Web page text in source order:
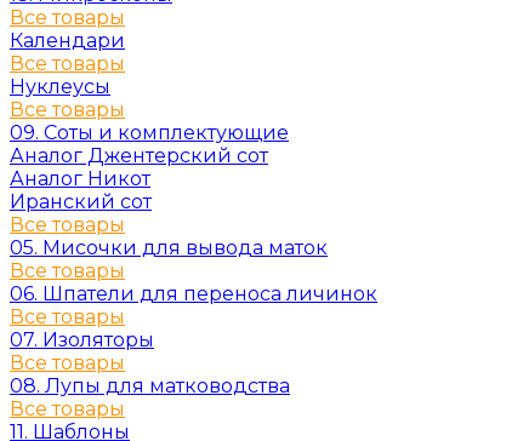
Все товары
Календари
Все товары
Нуклеусы
Все товары
09. Соты и комплектующие
Аналог Джентерский сот
Аналог Никот
Иранский сот
Все товары
05. Мисочки для вывода маток
Все товары
06. Шпатели для переноса личинок
Все товары
07. Изоляторы
Все товары
08. Лупы для матководства
Все товары
11. Шаблоны